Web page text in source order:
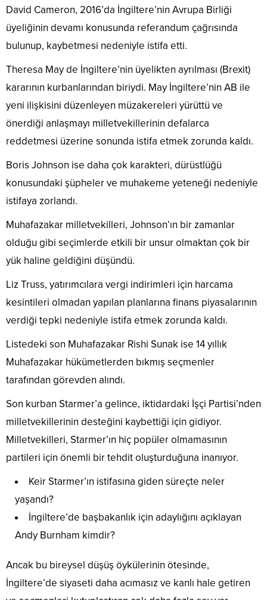
David Cameron, 2016’da İngiltere’nin Avrupa Birliği
üyeliğinin devamı konusunda referandum çağrısında
bulunup, kaybetmesi nedeniyle istifa etti.
Theresa May de İngiltere’nin üyelikten ayrılması (Brexit)
kararının kurbanlarından biriydi. May İngiltere’nin AB ile
yeni ilişkisini düzenleyen müzakereleri yürüttü ve
önerdiği anlaşmayı milletvekillerinin defalarca
reddetmesi üzerine sonunda istifa etmek zorunda kaldı.
Boris Johnson ise daha çok karakteri, dürüstlüğü
konusundaki şüpheler ve muhakeme yeteneği nedeniyle
istifaya zorlandı.
Muhafazakar milletvekilleri, Johnson’ın bir zamanlar
olduğu gibi seçimlerde etkili bir unsur olmaktan çok bir
yük haline geldiğini düşündü.
Liz Truss, yatırımcılara vergi indirimleri için harcama
kesintileri olmadan yapılan planlarına finans piyasalarının
verdiği tepki nedeniyle istifa etmek zorunda kaldı.
Listedeki son Muhafazakar Rishi Sunak ise 14 yıllık
Muhafazakar hükümetlerden bıkmış seçmenler
tarafından görevden alındı.
Son kurban Starmer’a gelince, iktidardaki İşçi Partisi’nden
milletvekillerinin desteğini kaybettiği için gidiyor.
Milletvekilleri, Starmer’ın hiç popüler olmamasının
partileri için önemli bir tehdit oluşturduğuna inanıyor.
Keir Starmer’ın istifasına giden süreçte neler
yaşandı?
İngiltere’de başbakanlık için adaylığını açıklayan
Andy Burnham kimdir?
Ancak bu bireysel düşüş öykülerinin ötesinde,
İngiltere’de siyaseti daha acımasız ve kanlı hale getiren